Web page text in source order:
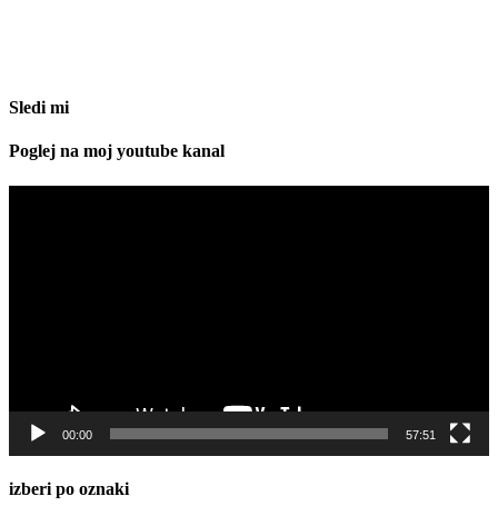
Sledi mi
Poglej na moj youtube kanal
00:00 57:51
izberi po oznaki